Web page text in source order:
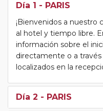
Día 1 - PARIS
¡Bienvenidos a nuestro
al hotel y tiempo libre.
información sobre el
directamente o a
localizados en la
Día 2 - PARIS